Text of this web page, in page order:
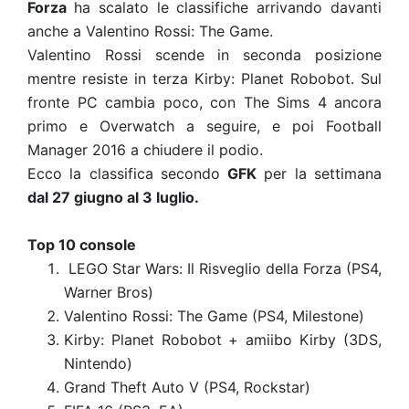
Forza ha scalato le classifiche arrivando davanti
anche a Valentino Rossi: The Game.
Valentino Rossi scende in seconda posizione
mentre resiste in terza Kirby: Planet Robobot. Sul
fronte PC cambia poco, con The Sims 4 ancora
primo e Overwatch a seguire, e poi Football
Manager 2016 a chiudere il podio.
Ecco la classifica secondoGFK per la settimana
dal 27 giugno al 3 luglio.
Top 10 console
LEGO Star Wars: Il Risveglio della Forza (PS4,
Warner Bros)
Valentino Rossi: The Game (PS4, Milestone)
Kirby: Planet Robobot + amiibo Kirby (3DS,
Nintendo)
Grand Theft Auto V (PS4, Rockstar)